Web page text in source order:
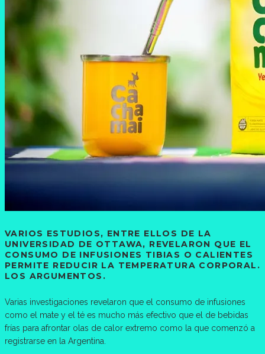
VARIOS ESTUDIOS, ENTRE ELLOS DE LA
UNIVERSIDAD DE OTTAWA, REVELARON QUE EL
CONSUMO DE INFUSIONES TIBIAS O CALIENTES
PERMITE REDUCIR LA TEMPERATURA CORPORAL.
LOS ARGUMENTOS.
Varias investigaciones revelaron que el consumo de infusiones
como el mate y el té es mucho más efectivo que el de bebidas
frías para afrontar olas de calor extremo como la que comenzó a
registrarse en la Argentina.